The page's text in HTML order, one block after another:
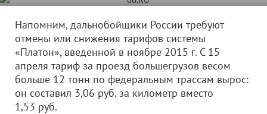
Напомним, дальнобойщики России требуют
отмены или снижения тарифов системы
«Платон», введенной в ноябре 2015 г. С 15
апреля тариф за проезд большегрузов весом
больше 12 тонн по федеральным трассам вырос:
он составил 3,06 руб. за километр вместо
1,53 руб.